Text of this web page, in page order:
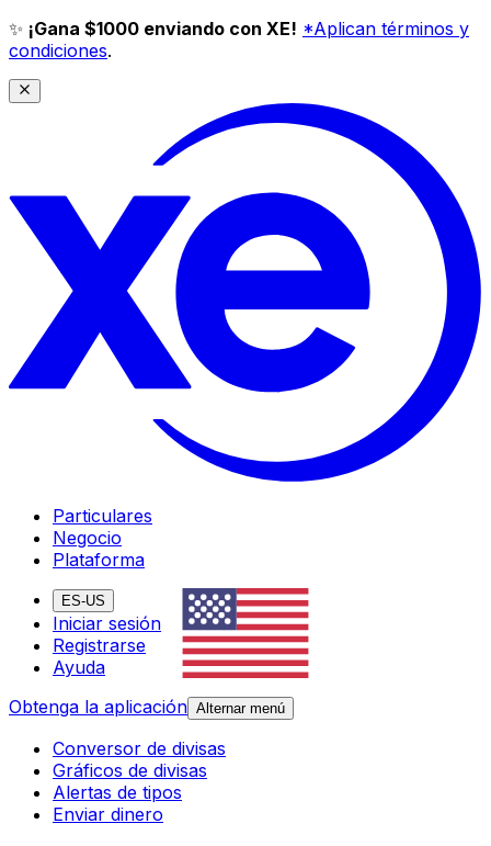
✨ ¡Gana $1000 enviando con XE! *Aplican términos y
condiciones.
Particulares
Negocio
Plataforma
ES-US
Iniciar sesión
Registrarse
Ayuda
Obtenga la aplicación Alternar menú
Conversor de divisas
Gráficos de divisas
Alertas de tipos
Enviar dinero